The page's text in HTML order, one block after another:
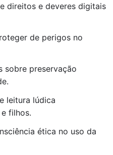
O Guia
para
e
direitos e deveres digitais
de perigos no
sobre preservação
leitura lúdica
filhos.
ética no uso da